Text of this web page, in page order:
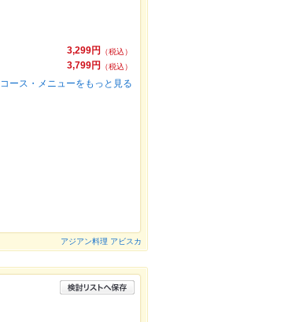
3,299円
（税込）
3,799円
（税込）
コース・メニューをもっと見る
アジアン料理 アビスカ